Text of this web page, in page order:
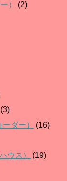
）
(2)
(3)
ダー）
(16)
ウス）
(19)